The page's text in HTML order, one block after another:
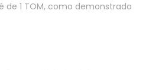
de 1 TOM, como demonstrado